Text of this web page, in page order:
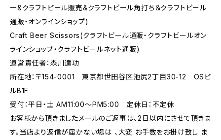
ー&クラフトビール販売&クラフトビール角打ち＆クラフトビール
通販・オンラインショップ)
Craft Beer Scissors(クラフトビール通販・クラフトビールオン
ラインショップ・クラフトビールネット通販)
運営責任者：森川達功
所在地：〒154-0001 東京都世田谷区池尻2丁目30-12 OSビ
ルB1F
受付：平日・土 AM11:00～PM5:00 定休日：不定休
お客様から頂きましたメールのご返事は、2日以内にさせて頂きま
す。当店より返信が届かない場は 、大変 お手数をお掛け致し ま